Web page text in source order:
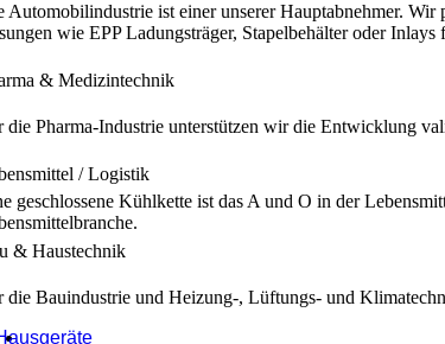
Automobilindustrie ist einer unserer Hauptabnehmer.
wie EPP Ladungsträger, Stapelbehälter oder
& Medizintechnik
die Pharma-Industrie unterstützen wir die Entwicklung
/ Logistik
geschlossene Kühlkette ist das A und O in der
& Haustechnik
die Bauindustrie und Heizung-, Lüftungs- und